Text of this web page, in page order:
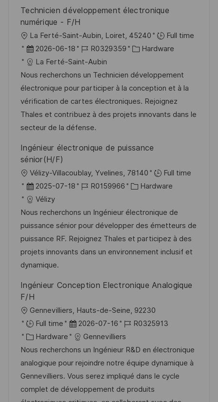
h
u
n
g
r
f
e
h
u
n
g
Technicien développement électronique
numérique - F/H
O
r
t
La Ferté-Saint-Aubin, Loiret, 45240
Full time
D
a
t
u
m
d
e
V
ö
f
l
i
c
h
u
n
g
2026-06-18
J
o
b
-
I
D
R0329359
K
t
e
g
o
e
Hardware
La Ferté-Saint-Aubin
Nous recherchons un Technicien développement
électronique pour participer à la conception et à la
vérification de cartes électroniques. Rejoignez
Thales et contribuez à des projets innovants dans le
secteur de la défense.
Ingénieur électronique de puissance
sénior(H/F)
O
r
t
Vélizy-Villacoublay, Yvelines, 78140
Full time
D
a
t
u
m
d
e
V
ö
2025-07-18
J
b
-
I
D
R0159966
K
t
e
g
o
e
Hardware
Vélizy
Nous recherchons un Ingénieur électronique de
puissance sénior pour développer des émetteurs de
puissance RF. Rejoignez Thales et participez à des
projets innovants dans un environnement inclusif et
dynamique.
Ingénieur Conception Electronique Analogique
F/H
O
r
t
Gennevilliers, Hauts-de-Seine, 92230
Full time
D
a
t
u
m
d
2026-07-16
J
o
b
-
I
D
R0325913
K
a
t
e
g
Hardware
Gennevilliers
Nous recherchons un Ingénieur R&D en électronique
analogique pour rejoindre notre équipe dynamique à
Gennevilliers. Vous serez impliqué dans le cycle
complet de développement de produits